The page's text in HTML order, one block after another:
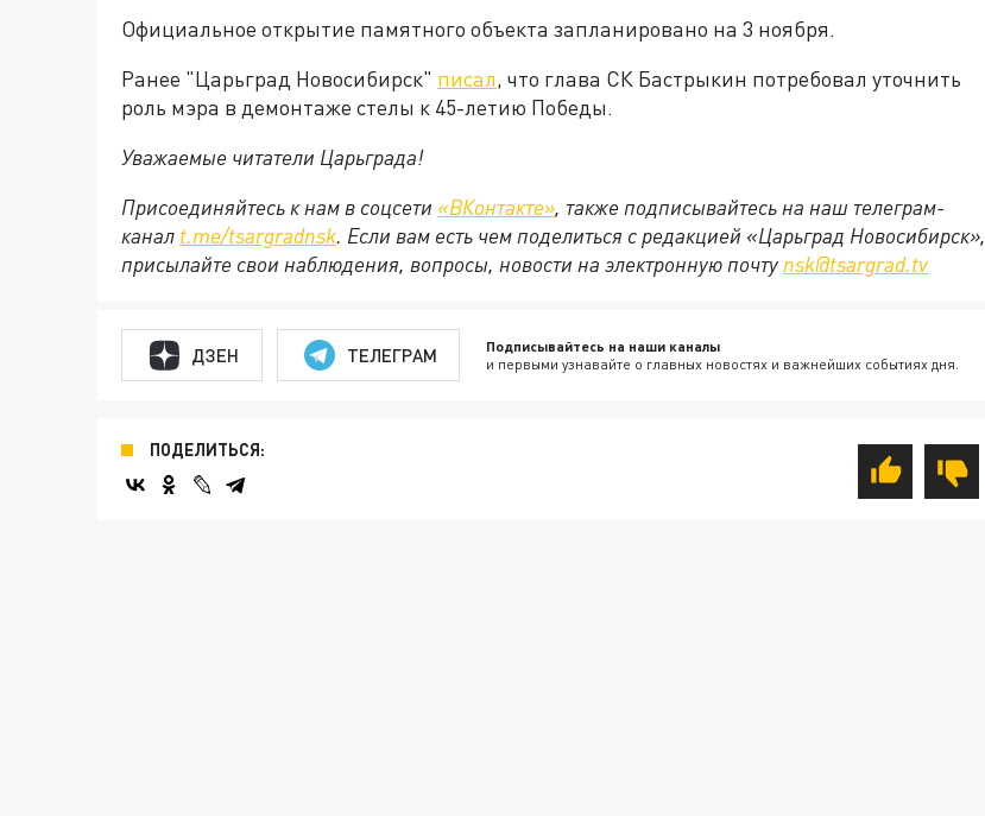
Официальное открытие памятного объекта запланировано на 3 ноября.
Ранее "Царьград Новосибирск" писал, что глава СК Бастрыкин потребовал уточнить
роль мэра в демонтаже стелы к 45-летию Победы.
Уважаемые читатели Царьграда!
Присоединяйтесь к нам в соцсети «ВКонтакте», также подписывайтесь на наш телеграм-
канал t.me/tsargradnsk. Если вам есть чем поделиться с редакцией «Царьград Новосибирск»,
присылайте свои наблюдения, вопросы, новости на электронную почту nsk@tsargrad.tv
ДЗЕН ТЕЛЕГРАМ Подписывайтесь на наши каналы
и первыми узнавайте о главных новостях и важнейших событиях дня.
ПОДЕЛИТЬСЯ: